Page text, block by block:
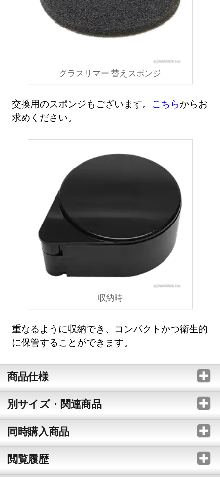
グラスリマー 替えスポンジ
交換用のスポンジもございます。 こちらからお
求めください。
収納時
重なるように収納でき、コンパクトかつ衛生的
に保管することができます。
商品仕様
別サイズ・関連商品
同時購入商品
閲覧履歴